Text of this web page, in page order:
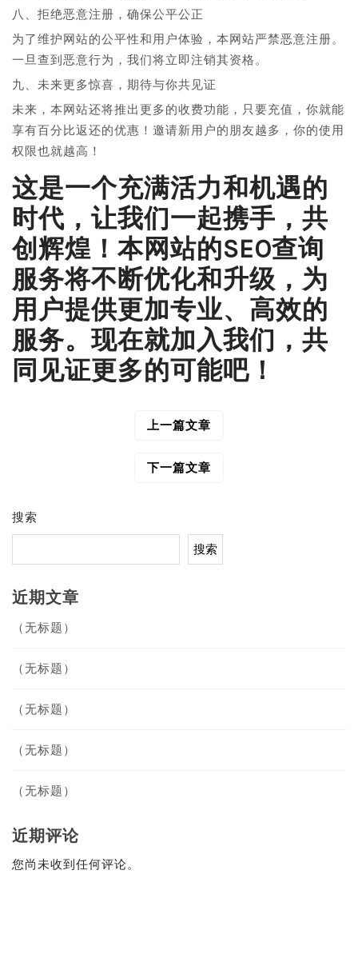
八、拒绝恶意注册，确保公平公正
为了维护网站的公平性和用户体验，本网站严禁恶意注册。
一旦查到恶意行为，我们将立即注销其资格。
九、未来更多惊喜，期待与你共见证
未来，本网站还将推出更多的收费功能，只要充值，你就能
享有百分比返还的优惠！邀请新用户的朋友越多，你的使用
权限也就越高！
这是一个充满活力和机遇的
时代，让我们一起携手，共
创辉煌！本网站的SEO查询
服务将不断优化和升级，为
用户提供更加专业、高效的
服务。现在就加入我们，共
同见证更多的可能吧！
上一篇文章
下一篇文章
搜索
搜索
近期文章
（无标题）
（无标题）
（无标题）
（无标题）
（无标题）
近期评论
您尚未收到任何评论。